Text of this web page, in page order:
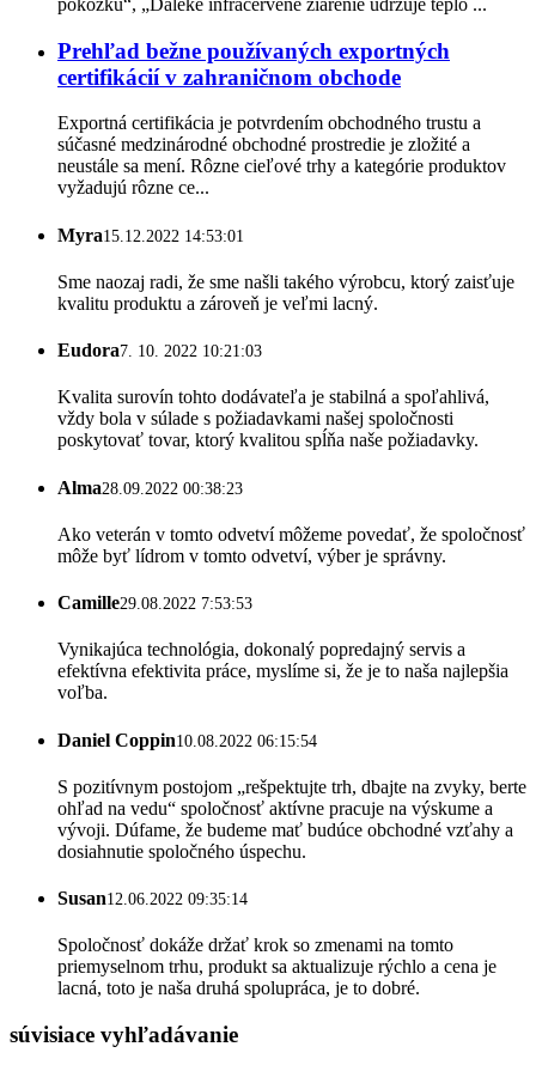
Prehľad bežne používaných exportných
certifikácií v zahraničnom obchode
Exportná certifikácia je potvrdením obchodného trustu a
súčasné medzinárodné obchodné prostredie je zložité a
neustále sa mení. Rôzne cieľové trhy a kategórie produktov
vyžadujú rôzne ce...
Myra15.12.2022 14:53:01
Sme naozaj radi, že sme našli takého výrobcu, ktorý zaisťuje
kvalitu produktu a zároveň je veľmi lacný.
Eudora7. 10. 2022 10:21:03
Kvalita surovín tohto dodávateľa je stabilná a spoľahlivá,
vždy bola v súlade s požiadavkami našej spoločnosti
poskytovať tovar, ktorý kvalitou spĺňa naše požiadavky.
Alma28.09.2022 00:38:23
Ako veterán v tomto odvetví môžeme povedať, že spoločnosť
môže byť lídrom v tomto odvetví, výber je správny.
Camille29.08.2022 7:53:53
Vynikajúca technológia, dokonalý popredajný servis a
efektívna efektivita práce, myslíme si, že je to naša najlepšia
voľba.
Daniel Coppin10.08.2022 06:15:54
S pozitívnym postojom „rešpektujte trh, dbajte na zvyky, berte
ohľad na vedu“ spoločnosť aktívne pracuje na výskume a
vývoji. Dúfame, že budeme mať budúce obchodné vzťahy a
dosiahnutie spoločného úspechu.
Susan12.06.2022 09:35:14
Spoločnosť dokáže držať krok so zmenami na tomto
priemyselnom trhu, produkt sa aktualizuje rýchlo a cena je
lacná, toto je naša druhá spolupráca, je to dobré.
súvisiace vyhľadávanie